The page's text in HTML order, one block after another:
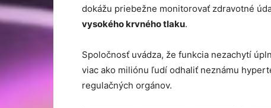
dokážu priebežne monitorovať zdravotné
vysokého krvného tlaku.
Spoločnosť uvádza, že funkcia nezachytí
viac ako miliónu ľudí odhaliť neznámu
regulačných orgánov.